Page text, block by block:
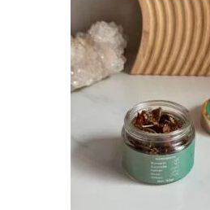
MY SWEETS PASTRY
MY STORY COSMETICS
ZIN
TARKIBA
TO7FA